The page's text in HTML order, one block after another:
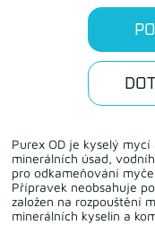
Purex OD je kyselý
minerálních úsad,
pro odkameňování
Přípravek neobsahuje
založen na rozpouštění
minerálních kyselin a